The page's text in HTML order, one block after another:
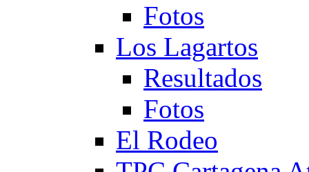
Fotos
Los Lagartos
Resultados
Fotos
El Rodeo